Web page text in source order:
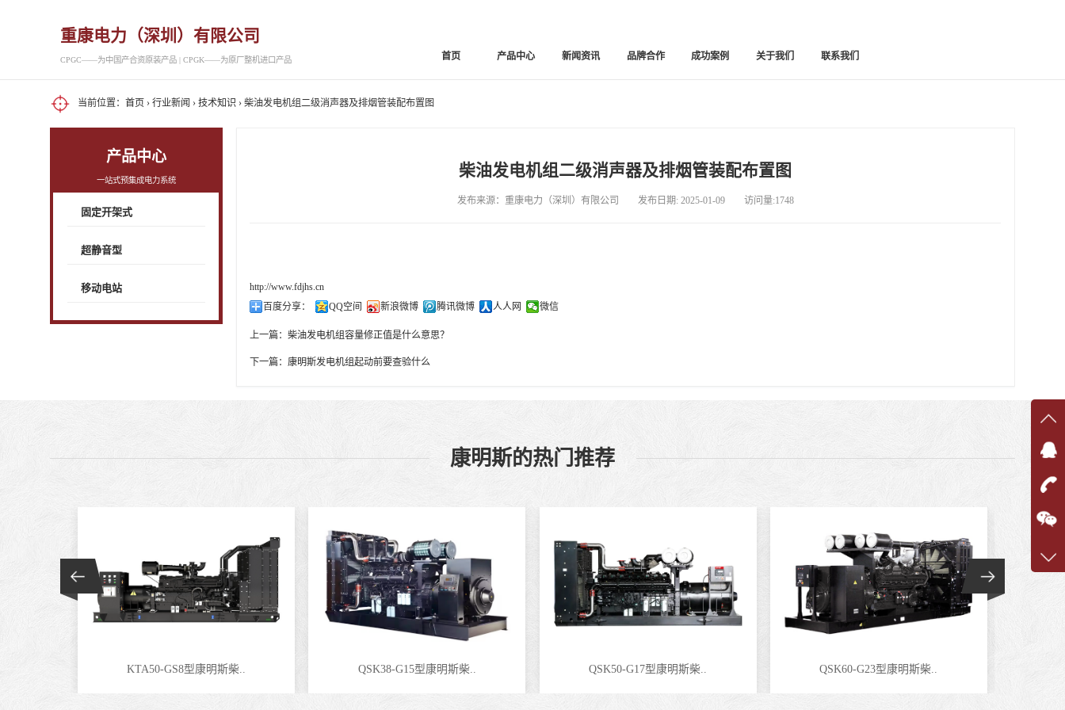
重康电力（深圳）有限公司
CPGC——为中国产合资原装产品 | CPGK——为原厂整机进口产品 首页 产品中心 新闻资讯 品牌合作 成功案例 关于我们 联系我们
当前位置： 首页 › 行业新闻 › 技术知识 › 柴油发电机组二级消声器及排烟管装配布置图
产品中心
一站式预集成电力系统
固定开架式
超静音型
移动电站
柴油发电机组二级消声器及排烟管装配布置图
发布来源：重康电力（深圳）有限公司 发布日期: 2025-01-09 访问量:1748
http://www.fdjhs.cn
百度分享：
QQ空间 新浪微博 腾讯微博 人人网 微信
上一篇：柴油发电机组容量修正值是什么意思？
下一篇：康明斯发电机组起动前要查验什么
康明斯的热门推荐
KTA50-GS8型康明斯柴.. QSK38-G15型康明斯柴.. QSK50-G17型康明斯柴.. QSK60-G23型康明斯柴..
在线
在
咨询
客服